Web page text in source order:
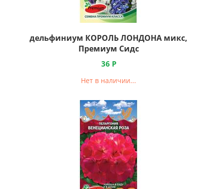
дельфиниум КОРОЛЬ ЛОНДОНА микс,
Премиум Сидс
36 Р
Нет в наличии...